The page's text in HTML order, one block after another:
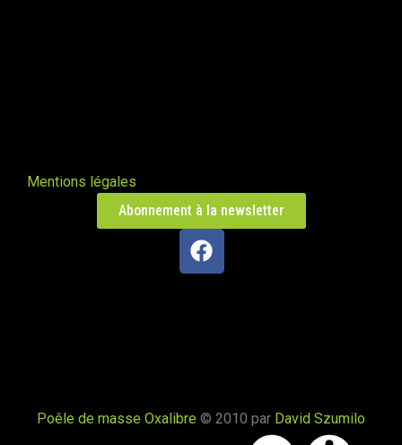
Mentions légales
Abonnement à la newsletter
Poêle de masse Oxalibre © 2010 par David Szumilo